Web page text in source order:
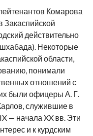
Комарова
Закаспийской
действительно
Некоторые
области,
понимали
отношений с
были офицеры А. Г.
служившие в
— начала XX вв. Эти
и к курдским